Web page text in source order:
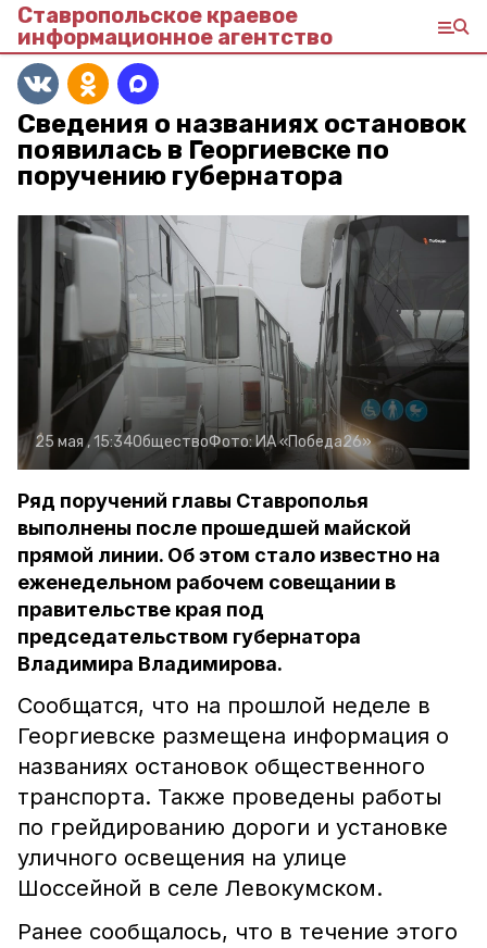
Ставропольское краевое
информационное агентство
Сведения о названиях остановок
появилась в Георгиевске по
поручению губернатора
25 мая , 15:34ОбществоФото: ИА «Победа26»
Ряд поручений главы Ставрополья
выполнены после прошедшей майской
прямой линии. Об этом стало известно на
еженедельном рабочем совещании в
правительстве края под
председательством губернатора
Владимира Владимирова.
Сообщатся, что на прошлой неделе в
Георгиевске размещена информация о
названиях остановок общественного
транспорта. Также проведены работы
по грейдированию дороги и установке
уличного освещения на улице
Шоссейной в селе Левокумском.
Ранее сообщалось, что в течение этого